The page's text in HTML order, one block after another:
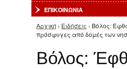
ΕΠΙΚΟΙΝΩΝΙΑ
Είστε εδώ
Αρχική › Ειδήσεις › Βόλος:
πρόσφυγες από δομές των
Βόλος: